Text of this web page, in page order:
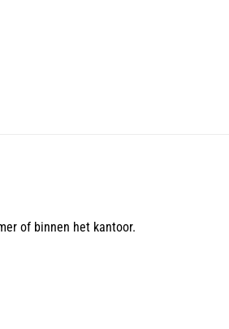
of binnen het kantoor.